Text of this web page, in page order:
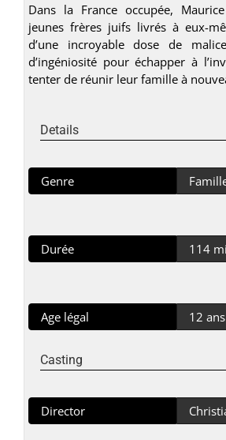
Dans la France occupée,
jeunes frères juifs livrés à eux-
d’une incroyable dose de
d’ingéniosité pour échapper à
tenter de réunir leur famille à
Details
Genre
Durée 114
Age légal 12 ans
Casting
Director